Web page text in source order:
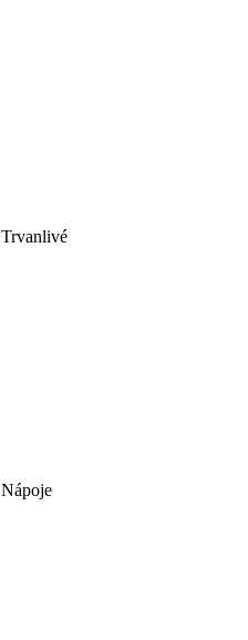
Trvanlivé
Nápoje